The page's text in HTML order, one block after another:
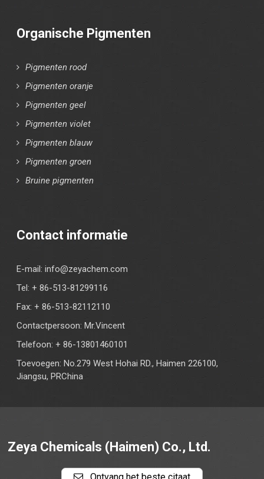
Organische Pigmenten
Pigmenten rood
Pigmenten oranje
Pigmenten geel
Pigmenten violet
Pigmenten blauw
Pigmenten groen
Bruine pigmenten
Contact informatie
E-mail:info@zeyachem.com
Tel: + 86-513-81299116
Fax: + 86-513-82112110
Contactpersoon: Mr.Vincent
Telefoon: + 86-13801460101
Toevoegen: No.279 West Hohai RD., Haimen 226100,
Jiangsu, PRChina
Zeya Chemicals (Haimen) Co., Ltd.